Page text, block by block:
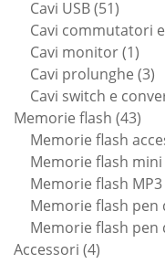
Cavi USB 5151
Cavi commutatori
Cavi monitor 11
Cavi prolunghe 33
Cavi switch e
Memorie flash 4343
Memorie flash
Memorie flash
Memorie flash
Memorie flash pen
Memorie flash pen
Accessori 44